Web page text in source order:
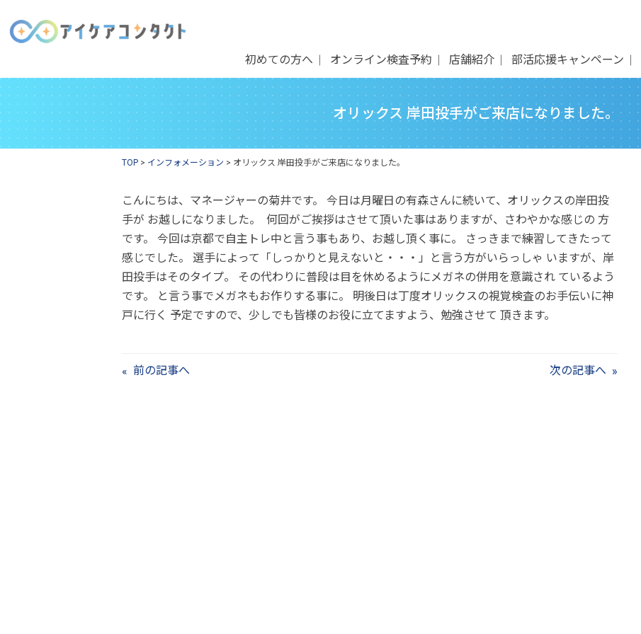
初めての方へ オンライン検査予約 店舗紹介 部活応援キャンペーン
オリックス 岸田投手がご来店になりました。
TOP > インフォメーション > オリックス 岸田投手がご来店になりました。
こんにちは、マネージャーの菊井です。 今日は月曜日の有森さんに続いて、オリックスの岸田投
手が お越しになりました。
何回がご挨拶はさせて頂いた事はありますが、さわやかな感じの 方
です。 今回は京都で自主トレ中と言う事もあり、お越し頂く事に。 さっきまで練習してきたって
感じでした。 選手によって「しっかりと見えないと・・・」と言う方がいらっしゃ いますが、岸
田投手はそのタイプ。 その代わりに普段は目を休めるようにメガネの併用を意識され ているよう
です。 と言う事でメガネもお作りする事に。 明後日は丁度オリックスの視覚検査のお手伝いに神
戸に行く 予定ですので、少しでも皆様のお役に立てますよう、勉強させて 頂きます。
前の記事へ 次の記事へ